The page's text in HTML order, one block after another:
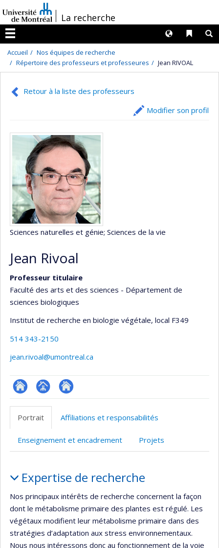
au
contenu
/La recherche
Menu
Liens
Langues
Accueil
Nos équipes de recherche
Répertoire des professeurs et professeures
Jean RIVOAL
Retour à la liste des professeurs
Modifier son profil
Sciences naturelles et génie; Sciences de la vie
Jean Rivoal
Professeur titulaire
Faculté des arts et des sciences - Département de
sciences biologiques
Institut de recherche en biologie végétale, local F349
514 343-2150
jean.rivoal@umontreal.ca
ResearchGate
Page
professionnelle
(faculté,département,école)
Site
web
l’unité
de
Portrait Affiliations et responsabilités
Enseignement et encadrement Projets
Expertise de recherche
Nos principaux intérêts de recherche concernent la façon
dont le métabolisme primaire des plantes est régulé. Les
végétaux modifient leur métabolisme primaire dans des
stratégies d’adaptation aux stress environnementaux.
Nous nous intéressons donc au fonctionnement de la voie